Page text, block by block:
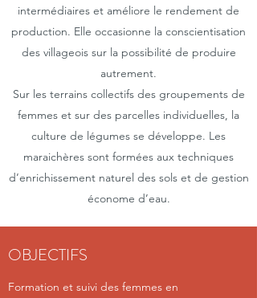
intermédiaires et améliore le rendement de
production. Elle occasionne la conscientisation
des villageois sur la possibilité de produire
autrement.
Sur les terrains collectifs des groupements de
femmes et sur des parcelles individuelles, la
culture de légumes se développe. Les
maraichères sont formées aux techniques
d’enrichissement naturel des sols et de gestion
économe d’eau.
OBJECTIFS
Formation et suivi des femmes en